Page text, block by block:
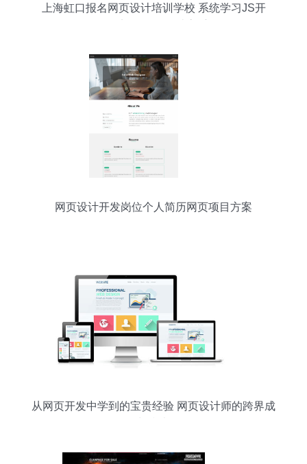
上海虹口报名网页设计培训学校 系统学习JS开
网页设计开发岗位个人简历网页项目方案
从网页开发中学到的宝贵经验 网页设计师的跨界成